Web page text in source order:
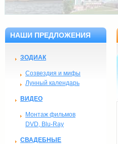
НАШИ ПРЕДЛОЖЕНИЯ
ЗОДИАК
Созвездия и мифы
Лунный календарь
ВИДЕО
Монтаж фильмов
DVD, Blu-Ray
СВАДЕБНЫЕ